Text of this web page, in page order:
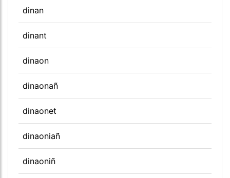
dinan
dinant
dinaon
dinaonañ
dinaonet
dinaoniañ
dinaoniñ